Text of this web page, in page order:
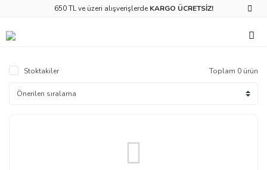
650 TL ve üzeri alışverişlerde KARGO ÜCRETSİZ!
Stoktakiler Toplam 0 ürün